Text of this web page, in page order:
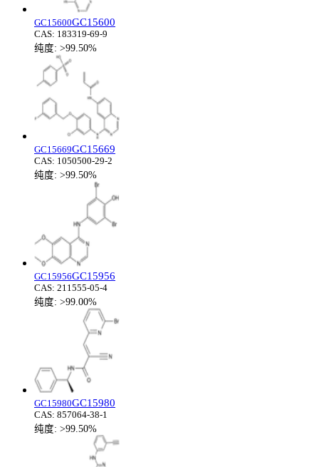
GC15600GC15600
CAS: 183319-69-9
纯度: >99.50%
GC15669GC15669
CAS: 1050500-29-2
纯度: >99.50%
GC15956GC15956
CAS: 211555-05-4
纯度: >99.00%
GC15980GC15980
CAS: 857064-38-1
纯度: >99.50%